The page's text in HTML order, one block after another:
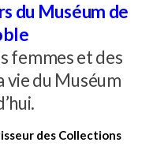
du Muséum de
femmes et des
vie du Muséum
des Collections